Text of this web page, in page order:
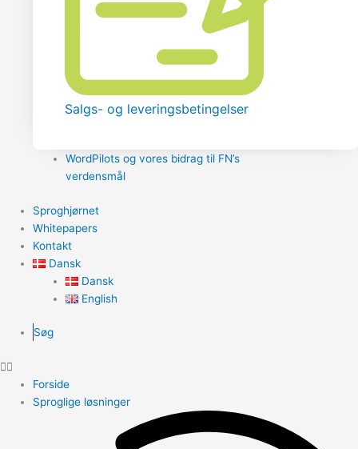
Salgs- og leveringsbetingelser
WordPilots og vores bidrag til FN’s
verdensmål
Sproghjørnet
Whitepapers
Kontakt
Dansk
Dansk
English
Søg
Forside
Sproglige løsninger